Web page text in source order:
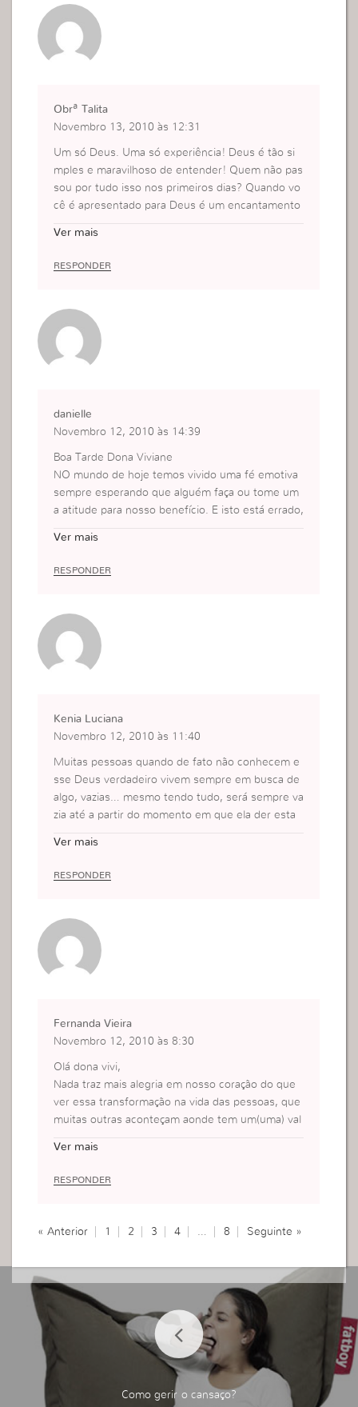
Joselaine Ribeiro
Obrª Talita
Novembro 13, 2010 às 12:31
Um só Deus. Uma só experiência! Deus é tão si
mples e maravilhoso de entender! Quem não pas
sou por tudo isso nos primeiros dias? Quando vo
cê é apresentado para Deus é um encantamento
uma grande mulher de Deus!
Ver mais
RESPONDER
danielle
Novembro 12, 2010 às 14:39
Boa Tarde Dona Viviane
NO mundo de hoje temos vivido uma fé emotiva
sempre esperando que alguém faça ou tome um
a atitude para nosso benefício. E isto está errado,
çamos nada do que pretendemos. Por isso temos
que valorizar mais a nossa atitude de fé, pois é el
a que nos leva a realização.
Danielle Gomes MG/BH
Ver mais
RESPONDER
Kenia Luciana
Novembro 12, 2010 às 11:40
Muitas pessoas quando de fato não conhecem e
sse Deus verdadeiro vivem sempre em busca de
algo, vazias… mesmo tendo tudo, será sempre va
zia até a partir do momento em que ela der esta
em nossa vida,esta semana fui provada… e realm
ente tenho a certeza do Deus verdadeiro que eu
sirvo, pois em momento algum tive duvida do Se
nhor Jesus ser o meu Deus, pois Ele mudou a mi
Ele fez por mim,por isso eu o louvo e o agradeço
a cada dia, pois a verdadeira vida só Ele pode nos
dar.
Bjs D.Vivi e obrigada por tudo.
Kenia Luciana
Ver mais
RESPONDER
Fernanda Vieira
Novembro 12, 2010 às 8:30
Olá dona vivi,
Nada traz mais alegria em nosso coração do que
ver essa transformação na vida das pessoas, que
muitas outras aconteçam aonde tem um(uma) val
Ver mais
RESPONDER
« Anterior 1 2 3 4 … 8 Seguinte »
Como gerir o cansaço?